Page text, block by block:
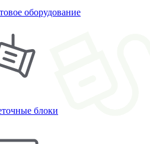
оборудование
блоки